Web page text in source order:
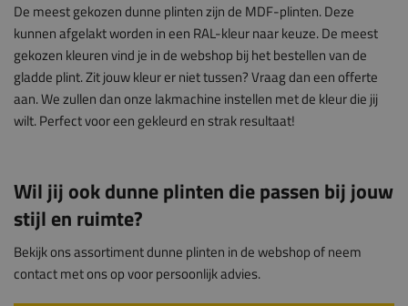
De meest gekozen dunne plinten zijn de MDF-plinten. Deze
kunnen afgelakt worden in een RAL-kleur naar keuze. De meest
gekozen kleuren vind je in de webshop bij het bestellen van de
gladde plint. Zit jouw kleur er niet tussen? Vraag dan een offerte
aan. We zullen dan onze lakmachine instellen met de kleur die jij
wilt. Perfect voor een gekleurd en strak resultaat!
Wil jij ook dunne plinten die passen bij jouw
stijl en ruimte?
Bekijk ons assortiment dunne plinten in de webshop of neem
contact met ons op voor persoonlijk advies.